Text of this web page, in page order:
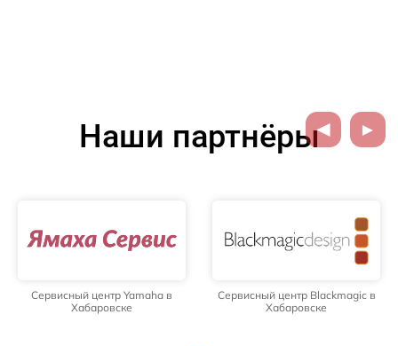
Наши партнёры
Сервисный центр Yamaha в
Хабаровске
Сервисный центр Blackmagic в
Хабаровске